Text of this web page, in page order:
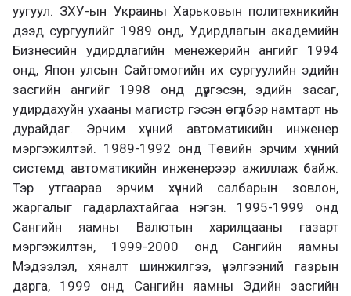
уугуул. ЗХУ-ын Украины Харьковын политехникийн
дээд сургуулийг 1989 онд, Удирдлагын академийн
Бизнесийн удирдлагийн менежерийн ангийг 1994
онд, Япон улсын Сайтомогийн их сургуулийн эдийн
засгийн ангийг 1998 онд дүүргэсэн, эдийн засаг,
удирдахуйн ухааны магистр гэсэн өгүүлбэр намтарт нь
дурайдаг. Эрчим хүчний автоматикийн инженер
мэргэжилтэй. 1989-1992 онд Төвийн эрчим хүчний
системд автоматикийн инженерээр ажиллаж байж.
Тэр утгаараа эрчим хүчний салбарын зовлон,
жаргалыг гадарлахтайгаа нэгэн. 1995-1999 онд
Сангийн яамны Валютын харилцааны газарт
мэргэжилтэн, 1999-2000 онд Сангийн яамны
Мэдээлэл, хяналт шинжилгээ, үнэлгээний газрын
дарга, 1999 онд Сангийн яамны Эдийн засгийн